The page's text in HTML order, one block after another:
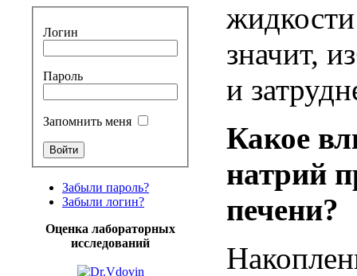
Логин
Пароль
Запомнить меня
Забыли пароль?
Забыли логин?
Оценка лабораторных
исследований
жидкости
значит,
и
Какое
натрий
печени?